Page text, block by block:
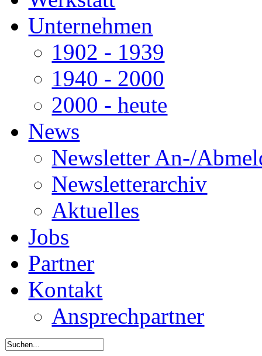
Unternehmen
1902 - 1939
1940 - 2000
2000 - heute
News
Newsletter An-/
Newsletterarchiv
Aktuelles
Jobs
Partner
Kontakt
Ansprechpartner